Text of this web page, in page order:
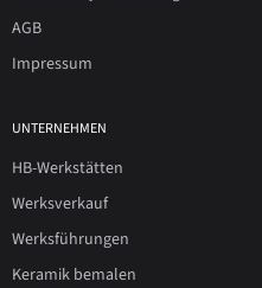
AGB
Impressum
UNTERNEHMEN
HB-Werkstätten
Werksverkauf
Werksführungen
Keramik bemalen